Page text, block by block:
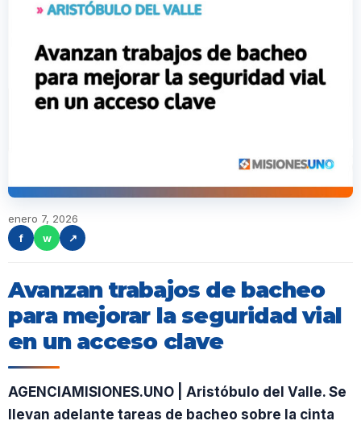
enero 7, 2026
f
w ↗
Avanzan trabajos de bacheo
para mejorar la seguridad vial
en un acceso clave
AGENCIAMISIONES.UNO | Aristóbulo del Valle. Se
llevan adelante tareas de bacheo sobre la cinta